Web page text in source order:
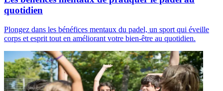
quotidien
Plongez dans les bénéfices mentaux du padel, un sport qui éveille
corps et esprit tout en améliorant votre bien-être au quotidien.